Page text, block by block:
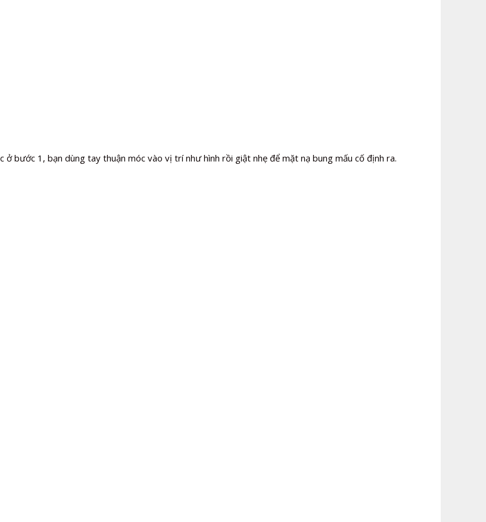
bước 1, bạn dùng tay thuận móc vào vị trí như hình rồi giật nhẹ để mặt nạ bung mấu cố định ra.